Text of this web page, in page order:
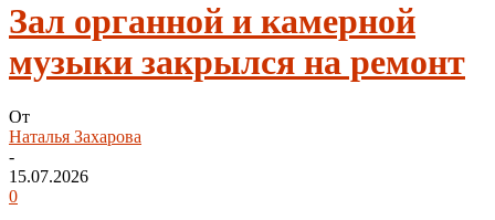
Зал органной и камерной
музыки закрылся на ремонт
От
Наталья Захарова
-
15.07.2026
0